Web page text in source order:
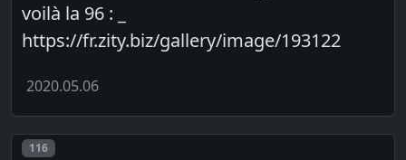
voilà la 96 : _
https://fr.zity.biz/gallery/image/193122
2020.05.06
Post number
116